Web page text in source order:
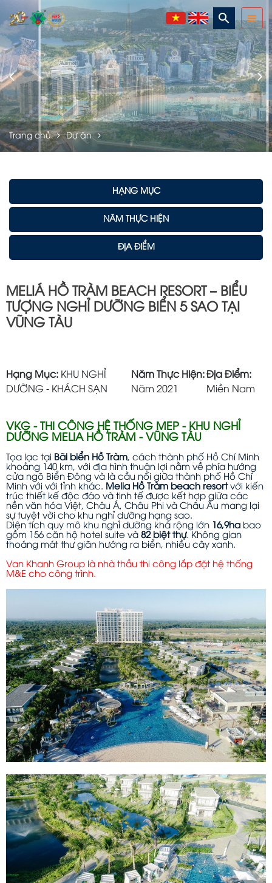
search
Trang chủ Dự án
HẠNG MỤC
NĂM THỰC HIỆN
ĐỊA ĐIỂM
MELIÁ HỒ TRÀM BEACH RESORT – BIỂU
TƯỢNG NGHỈ DƯỠNG BIỂN 5 SAO TẠI
VŨNG TÀU
Hạng Mục: KHU NGHỈ
DƯỠNG - KHÁCH SẠN
Năm Thực Hiện:
Năm 2021
Địa Điểm:
Miền Nam
VKG - THI CÔNG HỆ THỐNG MEP - KHU NGHỈ
DƯỠNG MELIA HỒ TRÀM - VŨNG TÀU
Tọa lạc tại Bãi biển Hồ Tràm, cách thành phố Hồ Chí Minh
khoảng 140 km, với địa hình thuận lợi nằm về phía hướng
cửa ngõ Biển Đông và là cầu nối giữa thành phố Hồ Chí
Minh với với tỉnh khác. Melia Hồ Tràm beach resortvới kiến
trúc thiết kế độc đáo và tinh tế được kết hợp giữa các
nền văn hóa Việt, Châu Á, Châu Phi và Châu Âu mang lại
sự tuyệt vời cho khu nghỉ dưỡng hạng sao.
Diện tích quy mô khu nghỉ dưỡng khá rộng lớn
16,9ha bao
gồm 156 căn hộ hotel suite và 82 biệt thự. Không gian
thoáng mát thư giãn hướng ra biển, nhiều cây xanh.
Van Khanh Group là nhà thầu thi công lắp đặt hệ thống
M&E cho công trình.